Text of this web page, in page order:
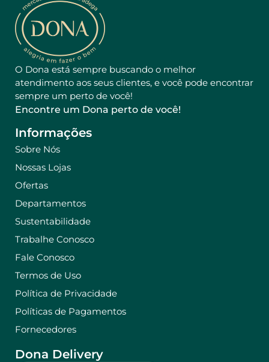
O Dona está sempre buscando o melhor
atendimento aos seus clientes, e você pode encontrar
sempre um perto de você!
Encontre um Dona perto de você!
Informações
Sobre Nós
Nossas Lojas
Ofertas
Departamentos
Sustentabilidade
Trabalhe Conosco
Fale Conosco
Termos de Uso
Política de Privacidade
Políticas de Pagamentos
Fornecedores
Dona Delivery